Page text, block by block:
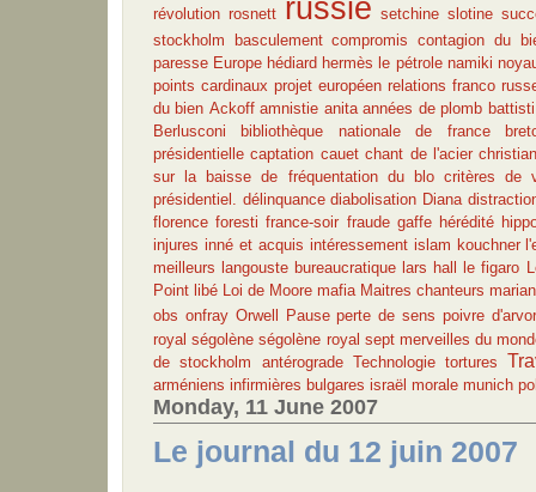
révolution rosnett russie setchine slotine
stockholm
basculement compromis
contagion du
paresse Europe hédiard hermès le pétrole namiki
points cardinaux projet européen relations franco
du bien Ackoff amnistie anita années de plomb battisti
Berlusconi
bibliothèque nationale de france
présidentielle captation cauet chant de l'acier
sur la baisse de fréquentation du blo critères de
présidentiel.
délinquance diabolisation Diana
florence foresti france-soir fraude gaffe hérédité
injures inné et acquis intéressement islam kouchner
meilleurs langouste bureaucratique lars hall le figaro
Point libé Loi de Moore mafia Maitres chanteurs
obs onfray Orwell Pause perte de sens poivre d'arvor
royal ségolène ségolène royal sept merveilles du
de stockholm antérograde Technologie tortures
arméniens infirmières bulgares israël morale munich
Monday, 11 June 2007
Le journal du 12 juin 2007